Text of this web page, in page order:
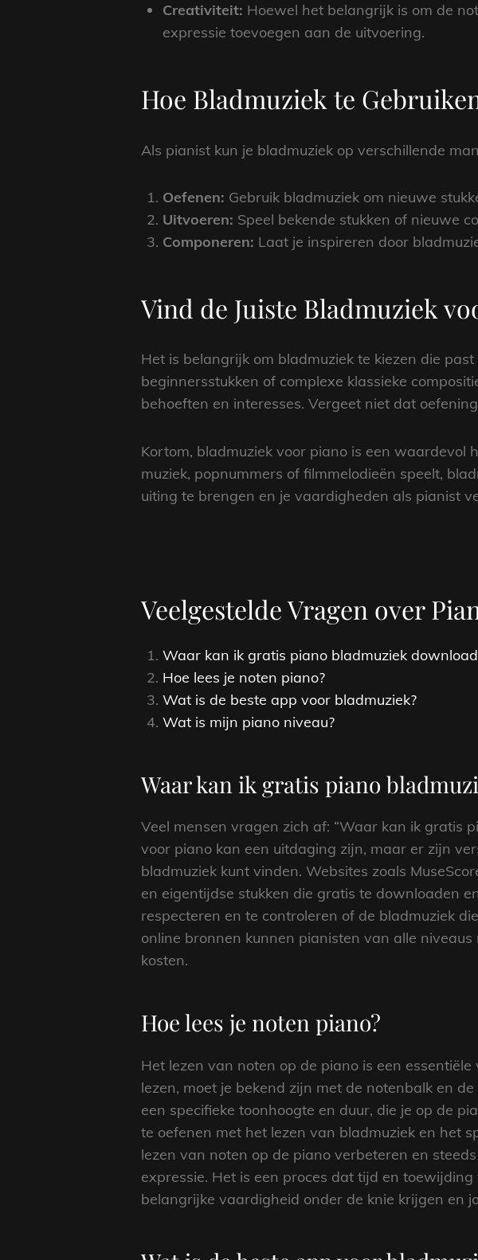
Creativiteit: Hoewel het belangrijk is om de
expressie toevoegen aan de uitvoering.
Hoe Bladmuziek te
Als pianist kun je bladmuziek op verschillende
Oefenen: Gebruik bladmuziek om nieuwe
Uitvoeren: Speel bekende stukken of nieuwe
Componeren: Laat je inspireren door
Vind de Juiste Bladmuziek
Het is belangrijk om bladmuziek te kiezen die
beginnersstukken of complexe klassieke
behoeften en interesses. Vergeet niet dat
Kortom, bladmuziek voor piano is een waardevol
muziek, popnummers of filmmelodieën speelt,
uiting te brengen en je vaardigheden als pianist
Veelgestelde Vragen over
Waar kan ik gratis piano bladmuziek
Hoe lees je noten piano?
Wat is de beste app voor bladmuziek?
Wat is mijn piano niveau?
Waar kan ik gratis piano
Veel mensen vragen zich af: “Waar kan ik gratis
voor piano kan een uitdaging zijn, maar er zijn
bladmuziek kunt vinden. Websites zoals
en eigentijdse stukken die gratis te downloaden
respecteren en te controleren of de bladmuziek
online bronnen kunnen pianisten van alle
kosten.
Hoe lees je noten piano?
Het lezen van noten op de piano is een
lezen, moet je bekend zijn met de notenbalk en
een specifieke toonhoogte en duur, die je op de
te oefenen met het lezen van bladmuziek en het
lezen van noten op de piano verbeteren en
expressie. Het is een proces dat tijd en
belangrijke vaardigheid onder de knie krijgen en